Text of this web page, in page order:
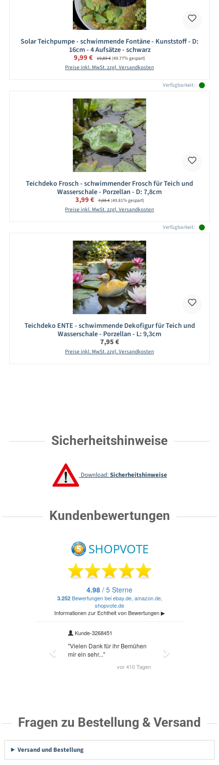
Solar Teichpumpe - schwimmende Fontäne - Kunststoff - D:
16cm - 4 Aufsätze - schwarz
Verkaufspreis:
9,99 € Regulärer Preis:
19,89 €(49.77% gespart)
Preise inkl. MwSt. zzgl. Versandkosten
Verfügbarkeit:
Teichdeko Frosch - schwimmender Frosch für Teich und
Wasserschale - Porzellan - D: 7,8cm
Verkaufspreis:
3,99 € Regulärer Preis:
7,95 €(49.81% gespart)
Preise inkl. MwSt. zzgl. Versandkosten
Verfügbarkeit:
Teichdeko ENTE - schwimmende Dekofigur für Teich und
Wasserschale - Porzellan - L: 9,3cm
Regulärer Preis:
7,95 €
Preise inkl. MwSt. zzgl. Versandkosten
Sicherheitshinweise
Download:Sicherheitshinweise
Kundenbewertungen
Fragen zu Bestellung & Versand
Versand und Bestellung